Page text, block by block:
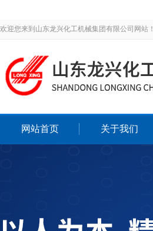
欢迎您来到山东龙兴化工机械集团有限公司网站！
网站首页 关于我们